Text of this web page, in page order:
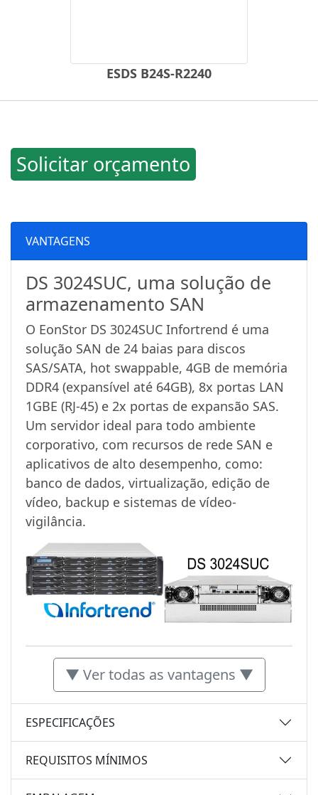
ESDS B24S-R2240
Solicitar orçamento
VANTAGENS
DS 3024SUC, uma solução de
armazenamento SAN
O EonStor DS 3024SUC Infortrend é uma
solução SAN de 24 baias para discos
SAS/SATA, hot swappable, 4GB de memória
DDR4 (expansível até 64GB), 8x portas LAN
1GBE (RJ-45) e 2x portas de expansão SAS.
Um servidor ideal para todo ambiente
corporativo, com recursos de rede SAN e
aplicativos de alto desempenho, como:
banco de dados, virtualização, edição de
vídeo, backup e sistemas de vídeo-
vigilância.
▼ Ver todas as vantagens ▼
ESPECIFICAÇÕES
REQUISITOS MÍNIMOS